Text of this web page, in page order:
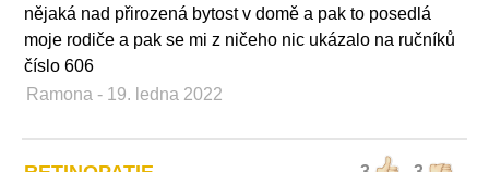
nějaká nad přirozená bytost v domě a pak to posedlá
moje rodiče a pak se mi z ničeho nic ukázalo na ručníků
číslo 606
Ramona - 19. ledna 2022